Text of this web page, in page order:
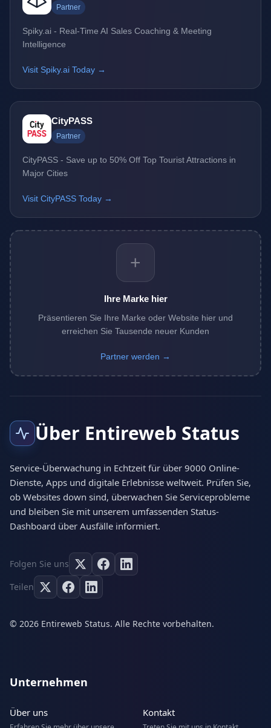
Partner
Spiky.ai - Real-Time AI Sales Coaching & Meeting
Intelligence
Visit Spiky.ai Today →
CityPASS
Partner
CityPASS - Save up to 50% Off Top Tourist Attractions in
Major Cities
Visit CityPASS Today →
+
Ihre Marke hier
Präsentieren Sie Ihre Marke oder Website hier und
erreichen Sie Tausende neuer Kunden
Partner werden →
Über Entireweb Status
Service-Überwachung in Echtzeit für über 9000 Online-
Dienste, Apps und digitale Erlebnisse weltweit. Prüfen Sie,
ob Websites down sind, überwachen Sie Serviceprobleme
und bleiben Sie mit unserem umfassenden Status-
Dashboard über Ausfälle informiert.
Folgen Sie uns
Teilen
© 2026 Entireweb Status. Alle Rechte vorbehalten.
Unternehmen
Über uns Kontakt